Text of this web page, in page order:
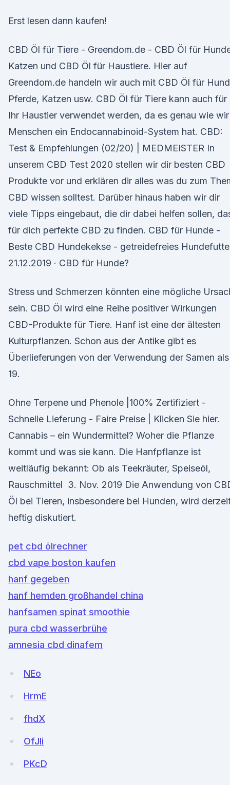
Erst lesen dann kaufen!
CBD Öl für Tiere - Greendom.de - CBD Öl für
Katzen und CBD Öl für Haustiere. Hier auf
Greendom.de handeln wir auch mit CBD Öl für
Pferde, Katzen usw. CBD Öl für Tiere kann auch für
Ihr Haustier verwendet werden, da es genau wie wir
Menschen ein Endocannabinoid-System hat. CBD:
Test & Empfehlungen (02/20) | MEDMEISTER In
unserem CBD Test 2020 stellen wir dir besten CBD
Produkte vor und erklären dir alles was du zum
CBD wissen solltest. Darüber hinaus haben wir dir
viele Tipps eingebaut, die dir dabei helfen sollen,
für dich perfekte CBD zu finden. CBD für Hunde -
Beste CBD Hundekekse - getreidefreies
21.12.2019 · CBD für Hunde?
Stress und Schmerzen könnten eine mögliche
sein. CBD Öl wird eine Reihe positiver Wirkungen
CBD-Produkte für Tiere. Hanf ist eine der ältesten
Kulturpflanzen. Schon aus der Antike gibt es
Überlieferungen von der Verwendung der Samen als
19.
Ohne Terpene und Phenole |100% Zertifiziert -
Schnelle Lieferung - Faire Preise | Klicken Sie hier.
Cannabis – ein Wundermittel? Woher die Pflanze
kommt und was sie kann. Die Hanfpflanze ist
weitläufig bekannt: Ob als Teekräuter, Speiseöl,
Rauschmittel 3. Nov. 2019 Die Anwendung von
Öl bei Tieren, insbesondere bei Hunden, wird
heftig diskutiert.
pet cbd ölrechner
cbd vape boston kaufen
hanf gegeben
hanf hemden großhandel china
hanfsamen spinat smoothie
pura cbd wasserbrühe
amnesia cbd dinafem
NEo
HrmE
fhdX
OfJli
PKcD